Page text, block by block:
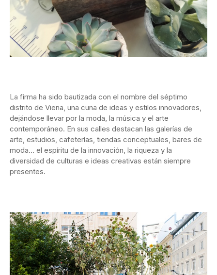
La firma ha sido bautizada con el nombre del séptimo
distrito de Viena, una cuna de ideas y estilos innovadores,
dejándose llevar por la moda, la música y el arte
contemporáneo. En sus calles destacan las galerías de
arte, estudios, cafeterías, tiendas conceptuales, bares de
moda… el espíritu de la innovación, la riqueza y la
diversidad de culturas e ideas creativas están siempre
presentes.